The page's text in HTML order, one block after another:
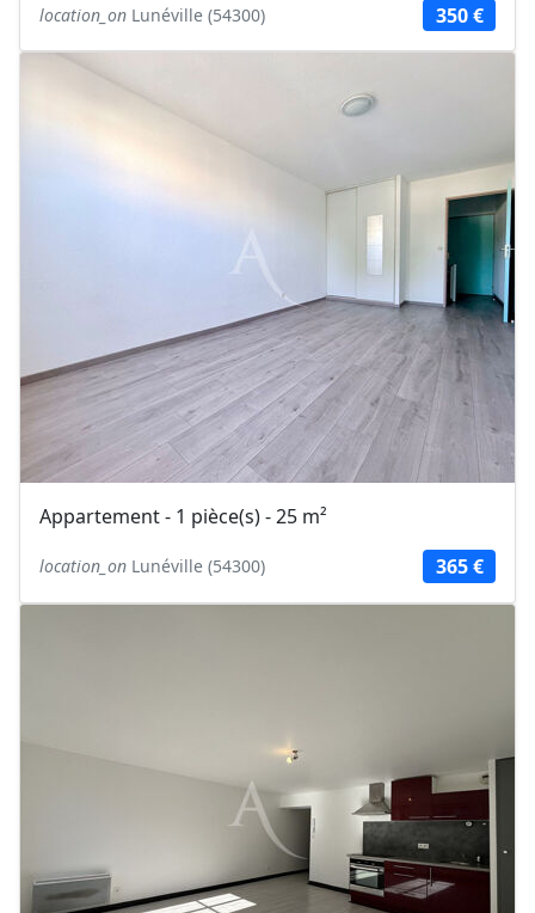
location_on Lunéville (54300) 350 €
Appartement - 1 pièce(s) - 25 m²
location_on Lunéville (54300) 365 €